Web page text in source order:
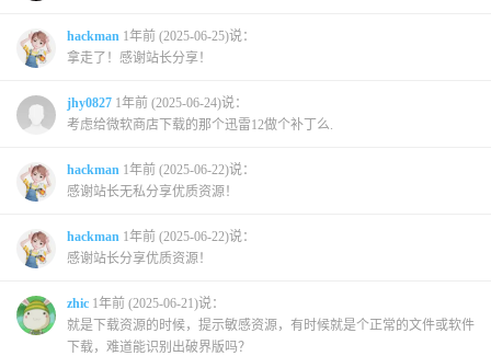
hackman 1年前 (2025-06-25)说：
拿走了！感谢站长分享！
jhy0827 1年前 (2025-06-24)说：
考虑给微软商店下载的那个迅雷12做个补丁么.
hackman 1年前 (2025-06-22)说：
感谢站长无私分享优质资源！
hackman 1年前 (2025-06-22)说：
感谢站长分享优质资源！
zhic 1年前 (2025-06-21)说：
就是下载资源的时候，提示敏感资源，有时候就是个正常的文件或软件
下载，难道能识别出破界版吗？